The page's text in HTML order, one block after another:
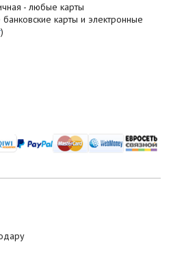
- любые карты
карты и электронные
)